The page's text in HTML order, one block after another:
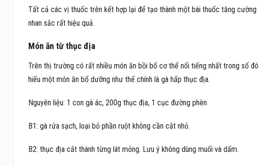
Tất cả các vị thuốc trên kết hợp lại để tạo thành một bài thuốc tăng
nhan sắc rất hiệu quả.
Món ăn từ thục địa
Trên thị trường có rất nhiều món ăn bồi bổ cơ thể nổi tiếng nhất trong số
hiểu một món ăn bổ dưỡng như thế chính là gà hấp thục địa.
Nguyên liệu: 1 con gà ác, 200g thục địa, 1 cục đường phèn
B1: gà rửa sạch, loại bỏ phần ruột không cần cắt nhỏ.
B2: thục địa cắt thành từng lát mỏng. Lưu ý không dùng muối và dấm.